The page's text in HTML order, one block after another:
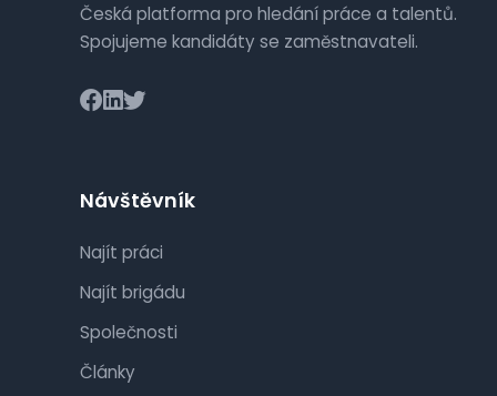
Česká platforma pro hledání práce a talentů.
Spojujeme kandidáty se zaměstnavateli.
Návštěvník
Najít práci
Najít brigádu
Společnosti
Články